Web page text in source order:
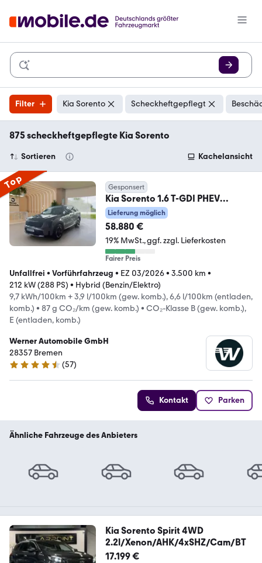
Filter Kia Sorento Scheckheftgepflegt
875 scheckheftgepflegte Kia Sorento
Sortieren Kachelansicht
Top Gesponsert
Kia Sorento 1.6 T-GDI PHEV
Platinum AWD AT GD Prem
Lieferung möglich
58.880 €
19% MwSt. ggf. zzgl. Lieferkosten
Fairer Preis
Unfallfrei • Vorführfahrzeug • EZ 03/2026• 3.500 km •
212 kW (288 PS) • Hybrid (Benzin/Elektro)
9,7 kWh/100km + 3,9 l/100km (gew. komb.), 6,6 l/100km (entladen,
komb.) • 87 g CO₂/km (gew. komb.) • CO₂-Klasse B (gew. komb.),
E (entladen, komb.)
Werner Automobile GmbH
28357 Bremen
4.6 Sterne
(57)
Kontakt Parken
Ähnliche Fahrzeuge des Anbieters
Kia Sorento Spirit 4WD
2.2l/Xenon/AHK/4xSHZ/Cam/BT
17.199 €